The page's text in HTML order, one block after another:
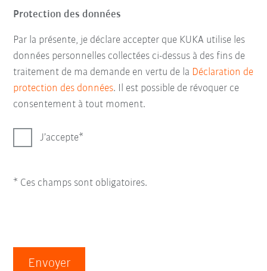
Protection des données
Par la présente, je déclare accepter que KUKA utilise les
données personnelles collectées ci-dessus à des fins de
traitement de ma demande en vertu de la Déclaration de
protection des données. Il est possible de révoquer ce
consentement à tout moment.
J’accepte
* Ces champs sont obligatoires.
Envoyer